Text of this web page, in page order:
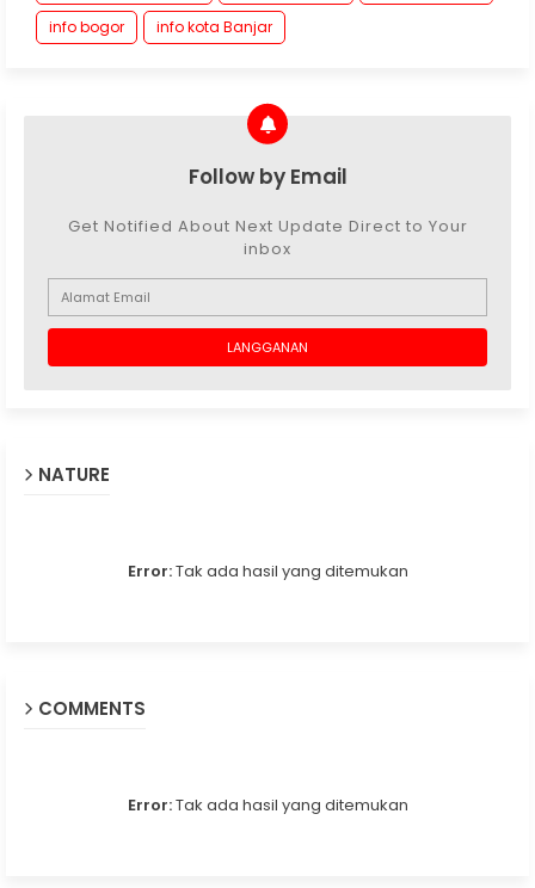
info bogor
info kota Banjar
Follow by Email
Get Notified About Next Update Direct to Your
inbox
NATURE
Error:Tak ada hasil yang ditemukan
COMMENTS
Error:Tak ada hasil yang ditemukan